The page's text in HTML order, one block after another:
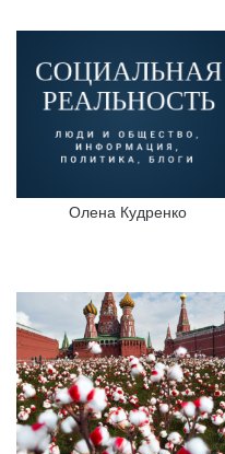
Олена Кудренко